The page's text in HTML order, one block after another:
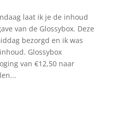
laat ik je de inhoud
van de Glossybox. Deze
bezorgd en ik was
Glossybox
van €12,50 naar